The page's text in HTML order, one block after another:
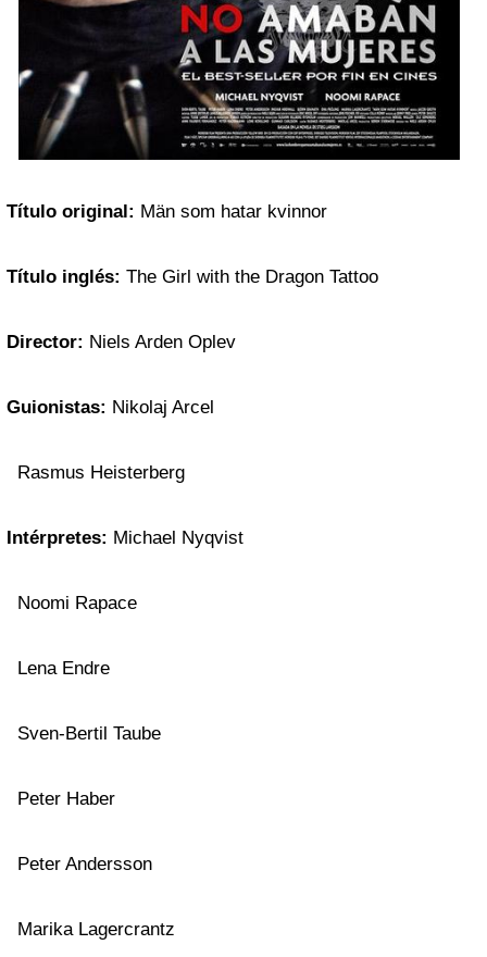
Título original: Män som hatar kvinnor
Título inglés: The Girl with the Dragon Tattoo
Director: Niels Arden Oplev
Guionistas: Nikolaj Arcel
Rasmus Heisterberg
Intérpretes: Michael Nyqvist
Noomi Rapace
Lena Endre
Sven-Bertil Taube
Peter Haber
Peter Andersson
Marika Lagercrantz